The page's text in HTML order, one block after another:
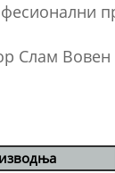
Слам Вовен